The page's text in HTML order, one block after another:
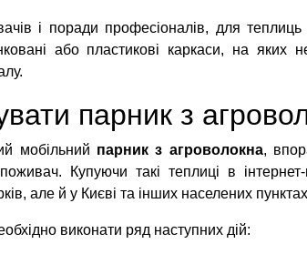
і поради професіоналів, для
або пластикові каркаси, на яких
парник з
мобільний парник з агроволокна,
Купуючи такі теплиці в
але й у Києві та інших населених
виконати ряд наступних дій: